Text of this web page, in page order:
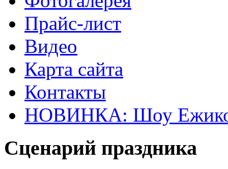
Прайс-лист
Видео
Карта сайта
Контакты
НОВИНКА: Шоу
Сценарий праздника